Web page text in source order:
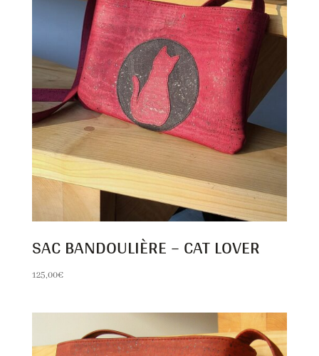
SAC BANDOULIÈRE – CAT LOVER
125,00€